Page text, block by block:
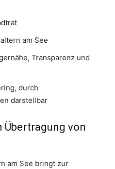
am See
Transparenz und
durch
darstellbar
Übertragung von
am See bringt zur